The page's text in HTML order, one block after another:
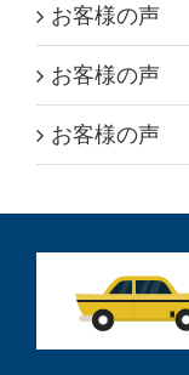
お客様の声
お客様の声
お客様の声